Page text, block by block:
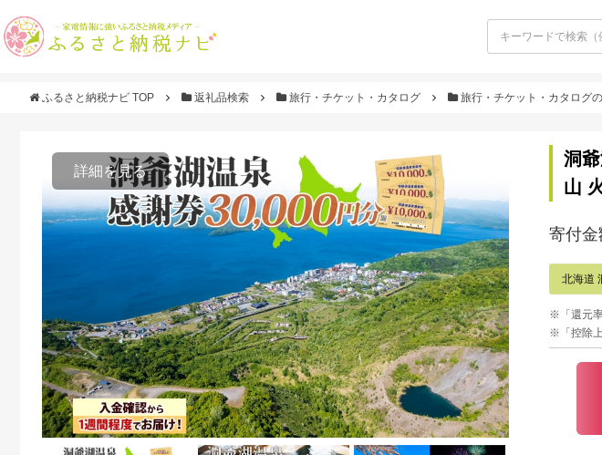
ふるさと納税ナビ TOP 返礼品検索 旅行・チケット・カタログ 旅行・チケット・カタログ
詳細を見る
洞
山
寄付金
北海道
※「還元
※「控除